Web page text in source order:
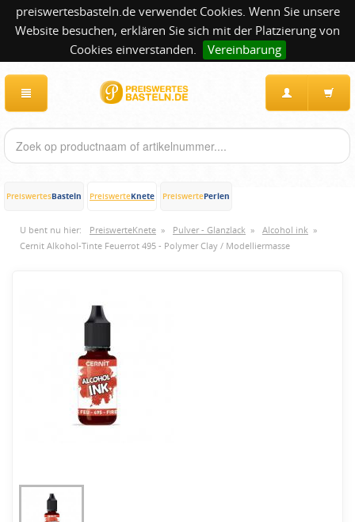
preiswertesbasteln.de verwendet Cookies. Wenn Sie unsere
Website besuchen, erklären Sie sich mit der Platzierung von
Cookies einverstanden.
Vereinbarung
PreiswertesBasteln PreiswerteKnete PreiswertePerlen
U bent nu hier: PreiswerteKnete » Pulver - Glanzlack » Alcohol ink »
Cernit Alkohol-Tinte Feuerrot 495 - Polymer Clay / Modelliermasse